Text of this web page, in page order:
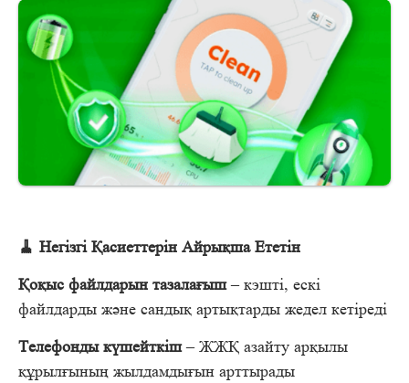
🧹 Негізгі Қасиеттерін Айрықша Ететін
Қоқыс файлдарын тазалағыш– кэшті, ескі
файлдарды және сандық артықтарды жедел кетіреді
Телефонды күшейткіш– ЖЖҚ азайту арқылы
құрылғының жылдамдығын арттырады